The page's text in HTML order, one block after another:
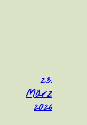
23.
März
2026